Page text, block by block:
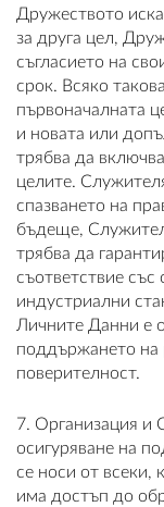
Дружеството
за друга цел,
съгласието на
срок. Всяко
първоначалната
и новата или
трябва да
целите.
спазването на
бъдеще,
трябва да
съответствие със
индустриални
Личните Данни е
поддържането на
поверителност.
7. Организация и
осигуряване на
се носи от всеки,
има достъп до